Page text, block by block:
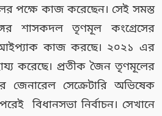
পক্ষে কাজ করেছেন। সেই সমস্ত
শাসকদল তৃণমূল কংগ্রেসের
আইপ্যাক কাজ করছে। ২০২১ এর
করেছে। প্রতীক জৈন তৃণমূলের
সেক্রেটারি অভিষেক
বিধানসভা নির্বাচন। সেখানে